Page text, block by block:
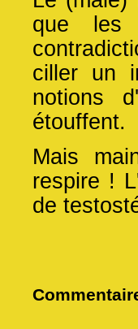
que les
ciller un
notions
étouffent.
Mais
respire !
de